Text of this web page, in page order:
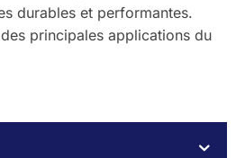
durables et performantes.
principales applications du